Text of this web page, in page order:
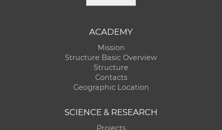
ACADEMY
Mission
Structure Basic Overview
Structure
Contacts
Geographic Location
SCIENCE & RESEARCH
Projects